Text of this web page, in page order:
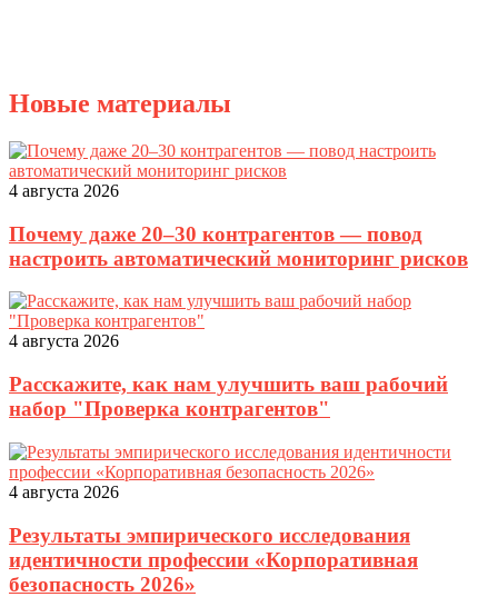
Новые материалы
4 августа 2026
Почему даже 20–30 контрагентов — повод
настроить автоматический мониторинг рисков
4 августа 2026
Расскажите, как нам улучшить ваш рабочий
набор "Проверка контрагентов"
4 августа 2026
Результаты эмпирического исследования
идентичности профессии «Корпоративная
безопасность 2026»